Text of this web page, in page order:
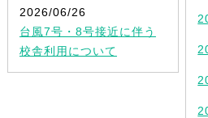
2026/06/26
台風7号・8号接近に伴う
校舎利用について